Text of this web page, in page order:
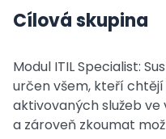
Cílová skupina
Modul ITIL Specialist:
určen všem, kteří
aktivovaných služeb
a zároveň zkoumat